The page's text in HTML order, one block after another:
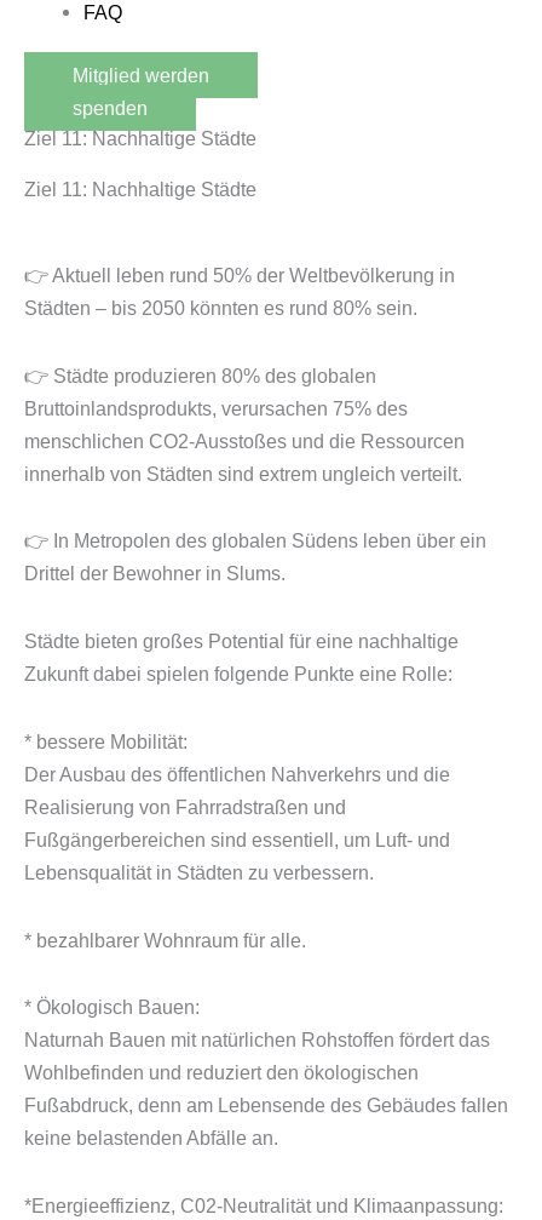
FAQ
Mitglied werden
spenden
Ziel 11: Nachhaltige Städte
Ziel 11: Nachhaltige Städte
👉 Aktuell leben rund 50% der Weltbevölkerung in
Städten – bis 2050 könnten es rund 80% sein.
👉 Städte produzieren 80% des globalen
Bruttoinlandsprodukts, verursachen 75% des
menschlichen CO2-Ausstoßes und die Ressourcen
innerhalb von Städten sind extrem ungleich verteilt.
👉 In Metropolen des globalen Südens leben über ein
Drittel der Bewohner in Slums.
Städte bieten großes Potential für eine nachhaltige
Zukunft dabei spielen folgende Punkte eine Rolle:
* bessere Mobilität:
Der Ausbau des öffentlichen Nahverkehrs und die
Realisierung von Fahrradstraßen und
Fußgängerbereichen sind essentiell, um Luft- und
Lebensqualität in Städten zu verbessern.
* bezahlbarer Wohnraum für alle.
* Ökologisch Bauen:
Naturnah Bauen mit natürlichen Rohstoffen fördert das
Wohlbefinden und reduziert den ökologischen
Fußabdruck, denn am Lebensende des Gebäudes fallen
keine belastenden Abfälle an.
*Energieeffizienz, C02-Neutralität und Klimaanpassung: